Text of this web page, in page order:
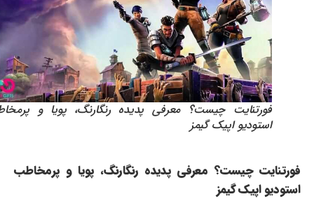
فورتنایت چیست؟ معرفی پدیده رنگارنگ، پویا و پرمخاطب
استودیو اپیک گیمز
فورتنایت چیست؟ معرفی پدیده رنگارنگ، پویا و پرمخاطب
استودیو اپیک گیمز